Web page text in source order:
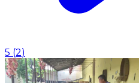
5 (2)